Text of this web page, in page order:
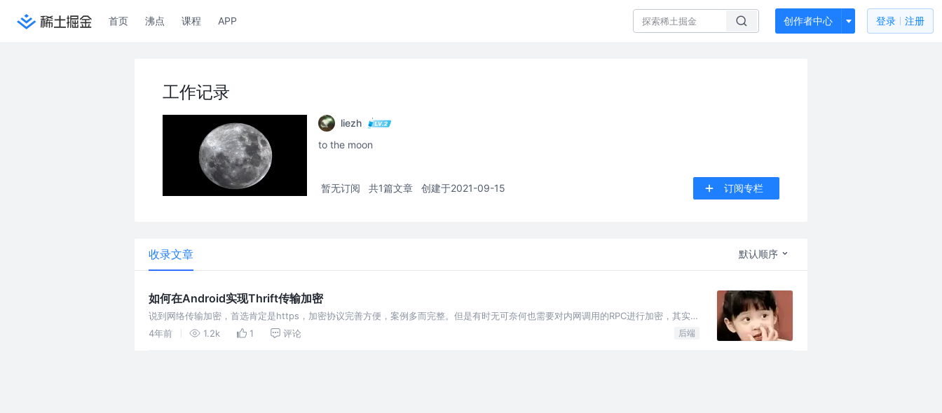
首页 沸点 课程 APP 创作者中心 登录 注册
工作记录
liezh
to the moon
暂无订阅 共1篇文章 创建于2021-09-15 订阅专栏
收录文章 默认顺序
如何在Android实现Thrift传输加密
说到网络传输加密，首选肯定是https，加密协议完善方便，案例多而完整。但是有时无可奈何也需要对内网调用的RPC进行加密，其实也
是加ssl，但是Thrift的案
4年前 1.2k 1 评论 后端